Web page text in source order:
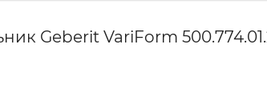
Geberit VariForm